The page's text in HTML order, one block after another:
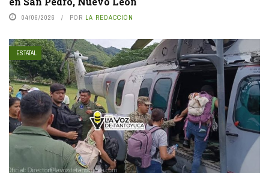
04/06/2026 POR LA REDACCIÓN
ESTATAL